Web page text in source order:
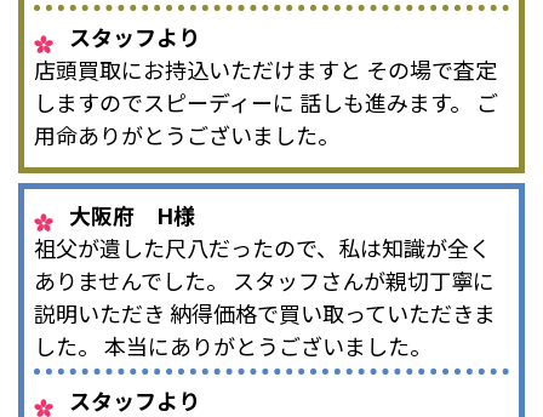
スタッフより
店頭買取にお持込いただけますと その場で査定
しますのでスピーディーに 話しも進みます。 ご
用命ありがとうございました。
大阪府 H様
祖父が遺した尺八だったので、私は知識が全く
ありませんでした。 スタッフさんが親切丁寧に
説明いただき 納得価格で買い取っていただきま
した。 本当にありがとうございました。
スタッフより